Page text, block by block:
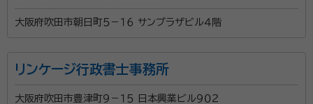
大阪府吹田市朝日町５－１６ サンプラザビル４階
リンケージ行政書士事務所
大阪府吹田市豊津町９－１５ 日本興業ビル９０２